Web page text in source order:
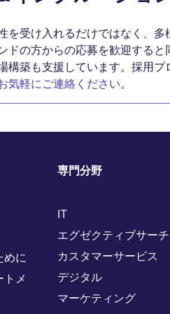
を受け入れるだけではなく、
ドの方からの応募を歓迎する
構築も支援しています。採用
気軽にご連絡ください。
めに
メ
専門分野
IT
エグゼクティブサーチ
カスタマーサービス
デジタル
マーケティング